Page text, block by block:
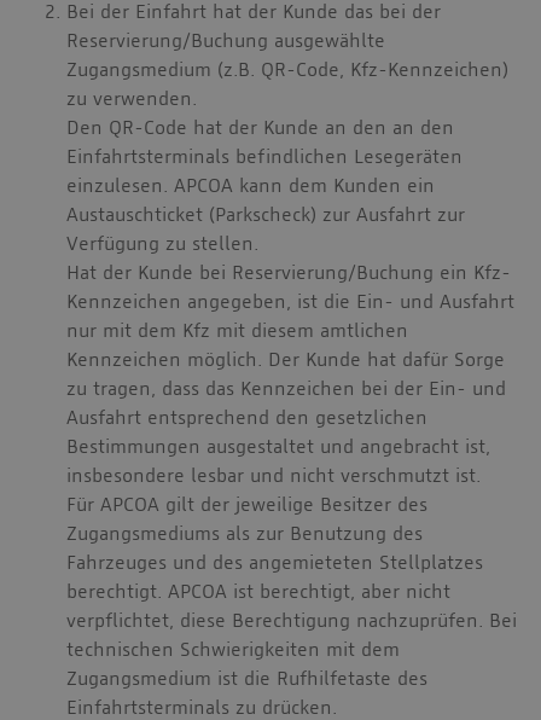
Bei der Einfahrt hat der Kunde das bei der
Reservierung/Buchung ausgewählte
Zugangsmedium (z.B. QR-Code, Kfz-Kennzeichen)
zu verwenden.
Den QR-Code hat der Kunde an den an den
Einfahrtsterminals befindlichen Lesegeräten
einzulesen. APCOA kann dem Kunden ein
Austauschticket (Parkscheck) zur Ausfahrt zur
Verfügung zu stellen.
Hat der Kunde bei Reservierung/Buchung ein Kfz-
Kennzeichen angegeben, ist die Ein- und Ausfahrt
nur mit dem Kfz mit diesem amtlichen
Kennzeichen möglich. Der Kunde hat dafür Sorge
zu tragen, dass das Kennzeichen bei der Ein- und
Ausfahrt entsprechend den gesetzlichen
Bestimmungen ausgestaltet und angebracht ist,
insbesondere lesbar und nicht verschmutzt ist.
Für APCOA gilt der jeweilige Besitzer des
Zugangsmediums als zur Benutzung des
Fahrzeuges und des angemieteten Stellplatzes
berechtigt. APCOA ist berechtigt, aber nicht
verpflichtet, diese Berechtigung nachzuprüfen. Bei
technischen Schwierigkeiten mit dem
Zugangsmedium ist die Rufhilfetaste des
Einfahrtsterminals zu drücken.